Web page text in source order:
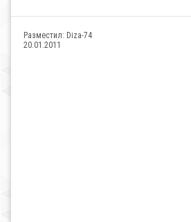
Разместил: Diza-74
20.01.2011